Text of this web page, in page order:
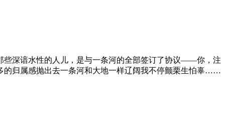
些深谙水性的人儿，是与一条河的全部签订了协议——你，注
的归属感抛出去一条河和大地一样辽阔我不停颤栗生怕辜……